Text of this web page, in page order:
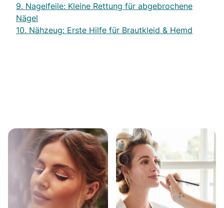
9. Nagelfeile: Kleine Rettung für abgebrochene
Nägel
10. Nähzeug: Erste Hilfe für Brautkleid & Hemd